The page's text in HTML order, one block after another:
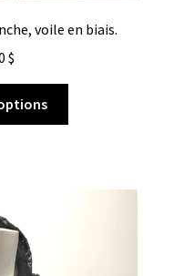
voile en biais.
$